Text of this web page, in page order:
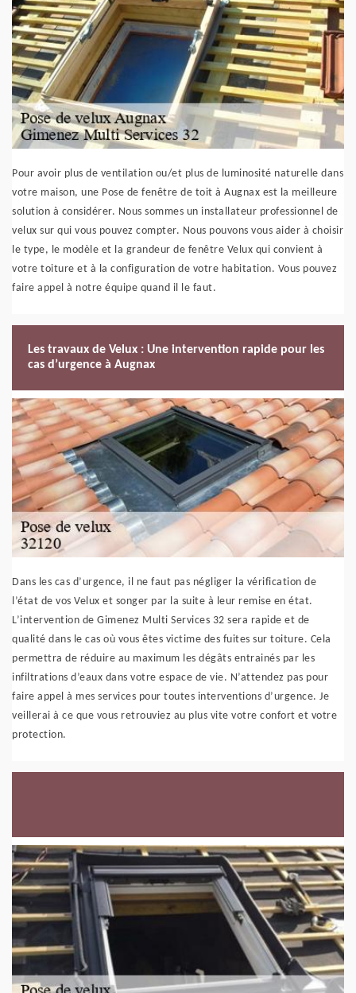
Pour avoir plus de ventilation ou/et plus de luminosité naturelle dans
votre maison, une Pose de fenêtre de toit à Augnax est la meilleure
solution à considérer. Nous sommes un installateur professionnel de
velux sur qui vous pouvez compter. Nous pouvons vous aider à choisir
le type, le modèle et la grandeur de fenêtre Velux qui convient à
votre toiture et à la configuration de votre habitation. Vous pouvez
faire appel à notre équipe quand il le faut.
Les travaux de Velux : Une intervention rapide pour les
cas d’urgence à Augnax
Dans les cas d’urgence, il ne faut pas négliger la vérification de
l’état de vos Velux et songer par la suite à leur remise en état.
L’intervention de Gimenez Multi Services 32 sera rapide et de
qualité dans le cas où vous êtes victime des fuites sur toiture. Cela
permettra de réduire au maximum les dégâts entrainés par les
infiltrations d’eaux dans votre espace de vie. N’attendez pas pour
faire appel à mes services pour toutes interventions d’urgence. Je
veillerai à ce que vous retrouviez au plus vite votre confort et votre
protection.